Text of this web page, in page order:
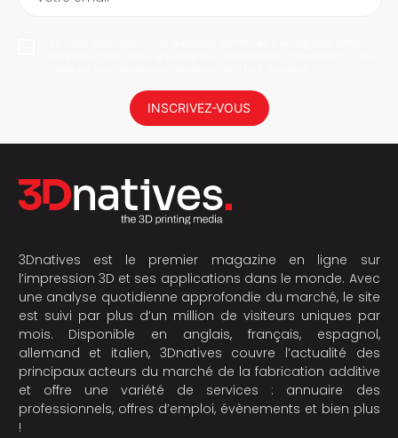
INSCRIVEZ-VOUS
3Dnatives est le premier magazine en ligne sur
l’impression 3D et ses applications dans le monde. Avec
une analyse quotidienne approfondie du marché, le site
est suivi par plus d’un million de visiteurs uniques par
mois. Disponible en anglais, français, espagnol,
allemand et italien, 3Dnatives couvre l’actualité des
principaux acteurs du marché de la fabrication additive
et offre une variété de services : annuaire des
professionnels, offres d’emploi, évènements et bien plus
!